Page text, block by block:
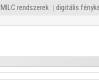
MILC rendszerek digitális